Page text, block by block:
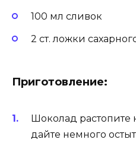
100 мл сливок
2 ст. ложки
Приготовление:
Шоколад растопите
дайте немного